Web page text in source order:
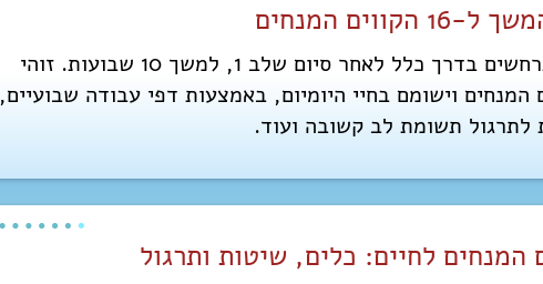
הקווים המנחים
סדרת מפגשי לימוד שבועיים באורך שעתיים, המתרחשים בדרך כלל לאחר סיום שלב 1, למשך 10 שבועות. זוהי
להטמיע ולהעמיק בחקירת 16 הקווים המנחים וישומם בחיי היומיום, באמצעות דפי עבודה שבועיים,
לתרגול תשומת לב קשובה ועוד.